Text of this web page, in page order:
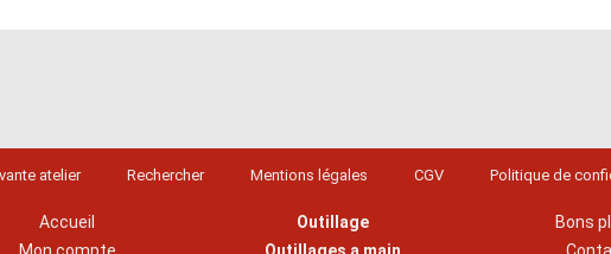
atelier Rechercher Mentions légales CGV Politique de
Accueil
Outillage
Bons